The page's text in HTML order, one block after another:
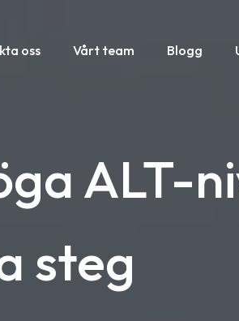
oss Vårt team Blogg
ALT-
steg